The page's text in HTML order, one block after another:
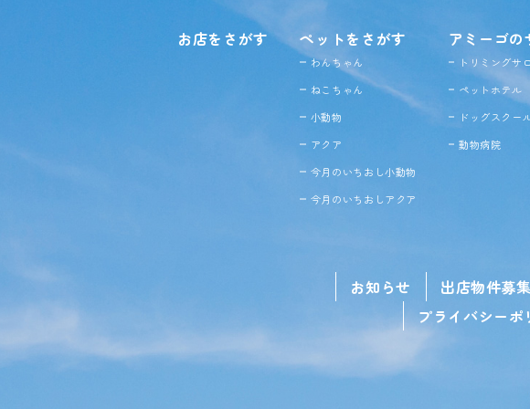
お店をさがす ペットをさがす
わんちゃん
ねこちゃん
小動物
アクア
今月のいちおし小動物
今月のいちおしアクア
アミーゴの
トリミングサ
ペットホテル
ドッグスクー
動物病院
お知らせ 出店物件募集
プライバシーポ